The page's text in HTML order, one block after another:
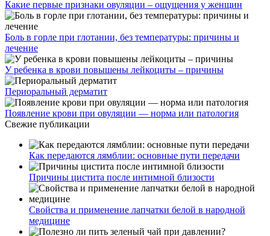
Какие первые признаки овуляции – ощущения у женщин
Боль в горле при глотании, без температуры: причины и
лечение
У ребенка в крови повышены лейкоциты – причины
Периоральный дерматит
Появление крови при овуляции — норма или патология
Свежие публикации
Как передаются лямблии: основные пути передачи
Причины цистита после интимной близости
Свойства и применение лапчатки белой в народной
медицине